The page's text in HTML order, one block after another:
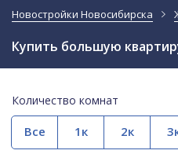
Новостройки Новосибирска
Купить большую
Количество комнат
Все